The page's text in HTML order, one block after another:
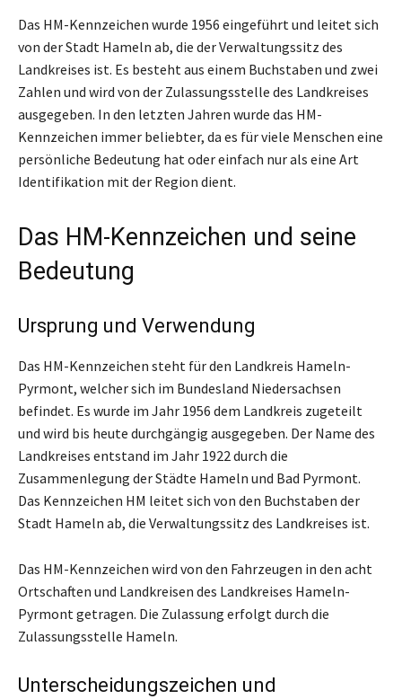
Das HM-Kennzeichen wurde 1956 eingeführt und leitet sich
von der Stadt Hameln ab, die der Verwaltungssitz des
Landkreises ist. Es besteht aus einem Buchstaben und zwei
Zahlen und wird von der Zulassungsstelle des Landkreises
ausgegeben. In den letzten Jahren wurde das HM-
Kennzeichen immer beliebter, da es für viele Menschen eine
persönliche Bedeutung hat oder einfach nur als eine Art
Identifikation mit der Region dient.
Das HM-Kennzeichen und seine
Bedeutung
Ursprung und Verwendung
Das HM-Kennzeichen steht für den Landkreis Hameln-
Pyrmont, welcher sich im Bundesland Niedersachsen
befindet. Es wurde im Jahr 1956 dem Landkreis zugeteilt
und wird bis heute durchgängig ausgegeben. Der Name des
Landkreises entstand im Jahr 1922 durch die
Zusammenlegung der Städte Hameln und Bad Pyrmont.
Das Kennzeichen HM leitet sich von den Buchstaben der
Stadt Hameln ab, die Verwaltungssitz des Landkreises ist.
Das HM-Kennzeichen wird von den Fahrzeugen in den acht
Ortschaften und Landkreisen des Landkreises Hameln-
Pyrmont getragen. Die Zulassung erfolgt durch die
Zulassungsstelle Hameln.
Unterscheidungszeichen und